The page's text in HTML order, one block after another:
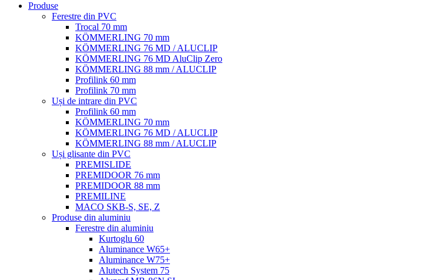
Produse
Ferestre din PVC
Trocal 70 mm
KÖMMERLING 70 mm
KÖMMERLING 76 MD / ALUCLIP
KÖMMERLING 76 MD AluClip Zero
KÖMMERLING 88 mm / ALUCLIP
Profilink 60 mm
Profilink 70 mm
Uși de intrare din PVC
Profilink 60 mm
KÖMMERLING 70 mm
KÖMMERLING 76 MD / ALUCLIP
KÖMMERLING 88 mm / ALUCLIP
Uși glisante din PVC
PREMISLIDE
PREMIDOOR 76 mm
PREMIDOOR 88 mm
PREMILINE
MACO SKB-S, SE, Z
Produse din aluminiu
Ferestre din aluminiu
Kurtoglu 60
Aluminance W65+
Aluminance W75+
Alutech System 75